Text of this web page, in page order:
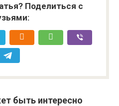
Поделиться с
быть интересно